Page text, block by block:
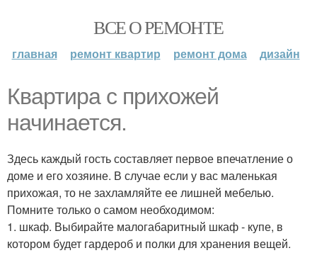
ВСЕ О РЕМОНТЕ
главная ремонт квартир ремонт дома дизайн
Квартира с прихожей
начинается.
Здесь каждый гость составляет первое впечатление о
доме и его хозяине. В случае если у вас маленькая
прихожая, то не захламляйте ее лишней мебелью.
Помните только о самом необходимом:
1. шкаф. Выбирайте малогабаритный шкаф - купе, в
котором будет гардероб и полки для хранения вещей.